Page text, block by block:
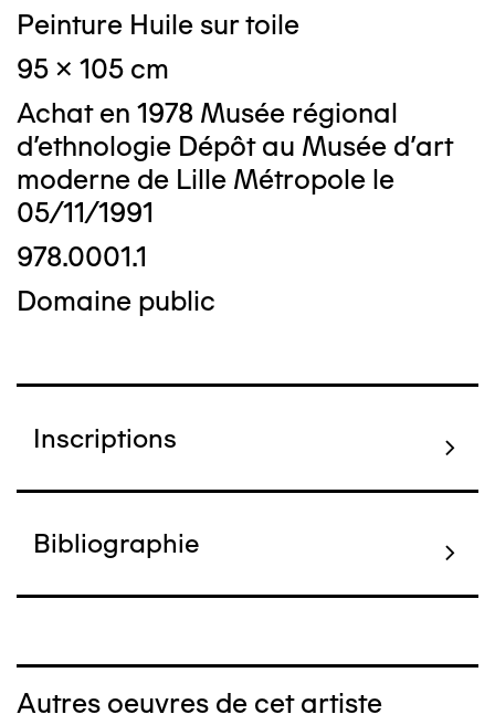
Peinture Huile sur toile
95 x 105 cm
Achat en 1978 Musée régional
d'ethnologie Dépôt au Musée d'art
moderne de Lille Métropole le
05/11/1991
978.0001.1
Domaine public
Inscriptions
Bibliographie
Autres oeuvres de cet artiste